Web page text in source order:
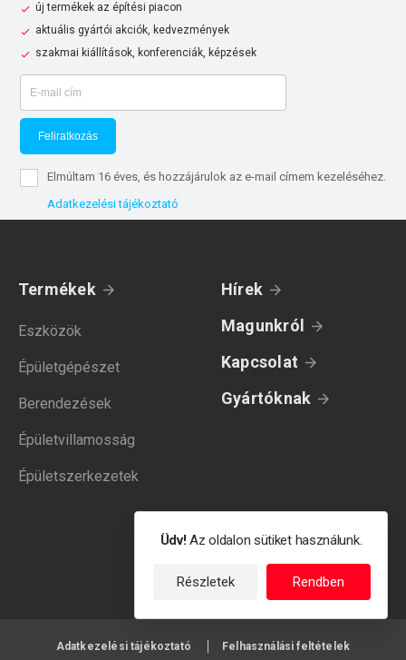
új termékek az építési piacon
aktuális gyártói akciók, kedvezmények
szakmai kiállítások, konferenciák, képzések
Feliratkozás
Elmúltam 16 éves, és hozzájárulok az e-mail címem kezeléséhez.
Adatkezelési tájékoztató
Termékek
Eszközök
Épületgépészet
Berendezések
Épületvillamosság
Épületszerkezetek
Hírek
Magunkról
Kapcsolat
Gyártóknak
Adatkezelési tájékoztató Felhasználási feltételek
Üdv!Az oldalon sütiket használunk.
Részletek Rendben